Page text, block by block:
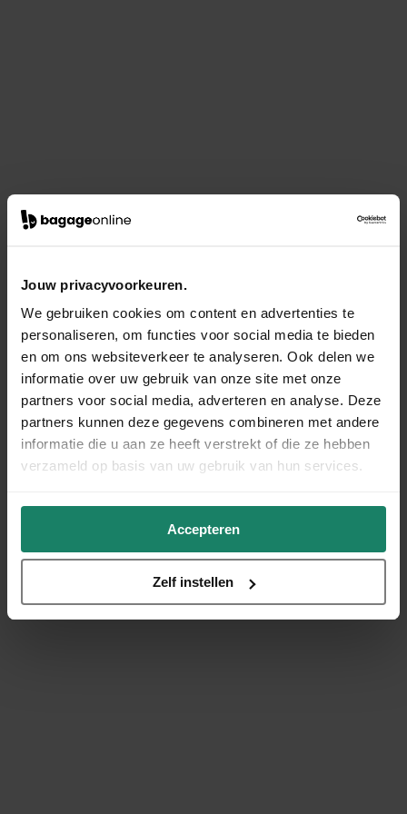
Jouw privacyvoorkeuren.
We gebruiken cookies om content en advertenties te
personaliseren, om functies voor social media te bieden
en om ons websiteverkeer te analyseren. Ook delen we
informatie over uw gebruik van onze site met onze
partners voor social media, adverteren en analyse. Deze
partners kunnen deze gegevens combineren met andere
informatie die u aan ze heeft verstrekt of die ze hebben
verzameld op basis van uw gebruik van hun services.
Accepteren
Zelf instellen